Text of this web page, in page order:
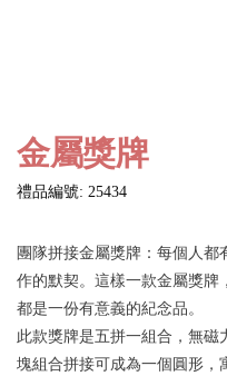
金屬獎牌
禮品編號: 25434
團隊拼接金屬獎牌：每個人都
作的默契。這樣一款金屬獎牌
都是一份有意義的紀念品。
此款獎牌是五拼一組合，無磁
塊組合拼接可成為一個圓形，